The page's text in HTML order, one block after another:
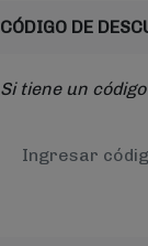
CÓDIGO DE
Si tiene un